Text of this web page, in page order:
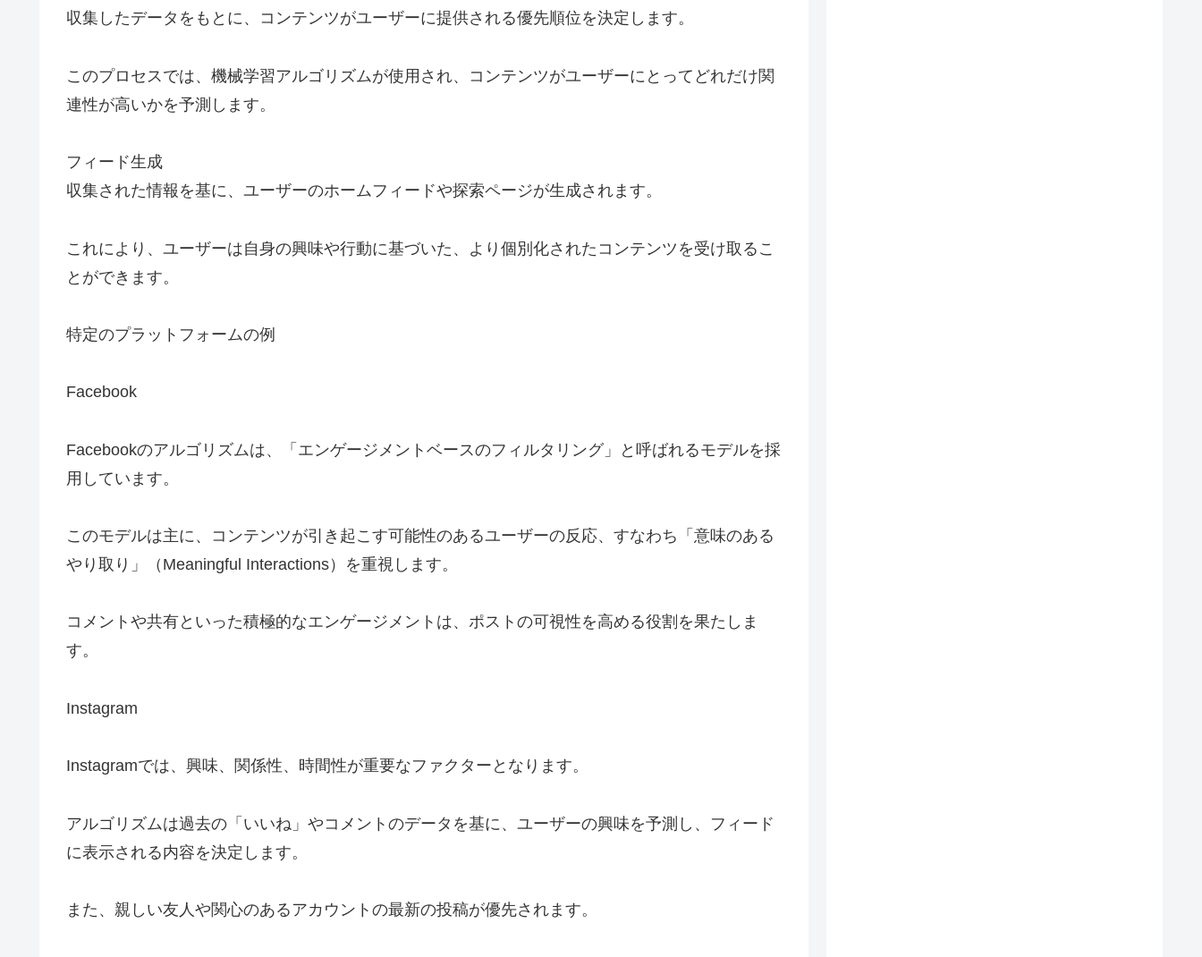
収集したデータをもとに、コンテンツがユーザーに提供される優先順位を決定します。
このプロセスでは、機械学習アルゴリズムが使用され、コンテンツがユーザーにとってどれだけ関
連性が高いかを予測します。
フィード生成
収集された情報を基に、ユーザーのホームフィードや探索ページが生成されます。
これにより、ユーザーは自身の興味や行動に基づいた、より個別化されたコンテンツを受け取るこ
とができます。
特定のプラットフォームの例
Facebook
Facebookのアルゴリズムは、「エンゲージメントベースのフィルタリング」と呼ばれるモデルを採
用しています。
このモデルは主に、コンテンツが引き起こす可能性のあるユーザーの反応、すなわち「意味のある
やり取り」（Meaningful Interactions）を重視します。
コメントや共有といった積極的なエンゲージメントは、ポストの可視性を高める役割を果たしま
す。
Instagram
Instagramでは、興味、関係性、時間性が重要なファクターとなります。
アルゴリズムは過去の「いいね」やコメントのデータを基に、ユーザーの興味を予測し、フィード
に表示される内容を決定します。
また、親しい友人や関心のあるアカウントの最新の投稿が優先されます。